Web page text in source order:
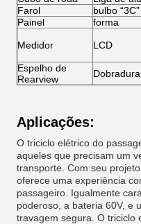
Farol
bulbo “3C”
Painel
forma
Medidor LCD
Espelho de
Rearview
Aplicações:
O triciclo elétrico do
aqueles que precisam um
transporte. Com seu
oferece uma experiência
passageiro. Igualmente
poderoso, a bateria 60V, e
travagem segura. O triciclo